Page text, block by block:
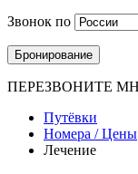
Звонок по
Бронирование
ПЕРЕЗВОНИТЕ
Путёвки
Номера / Цены
Лечение